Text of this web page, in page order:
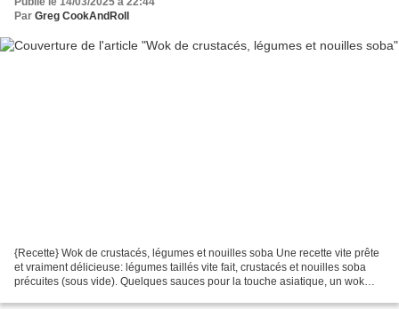
Par Greg CookAndRoll
{Recette} Wok de crustacés, légumes et nouilles soba Une recette vite prête
et vraiment délicieuse: légumes taillés vite fait, crustacés et nouilles soba
précuites (sous vide). Quelques sauces pour la touche asiatique, un wok